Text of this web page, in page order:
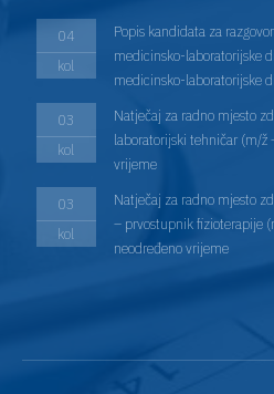
04
kol
Popis kandidata za
medicinsko-laboratorijske
medicinsko-laboratorijske
03
kol
Natječaj za radno mjesto
laboratorijski tehničar (m/ž
vrijeme
03
kol
Natječaj za radno mjesto
– prvostupnik fizioterapije
neodređeno vrijeme